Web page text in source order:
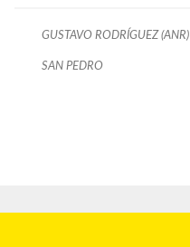
GUSTAVO RODRÍGUEZ (ANR)
SAN PEDRO